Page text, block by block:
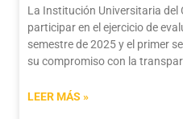
La Institución Universitaria del
participar en el ejercicio de
semestre de 2025 y el primer
su compromiso con la
LEER MÁS »